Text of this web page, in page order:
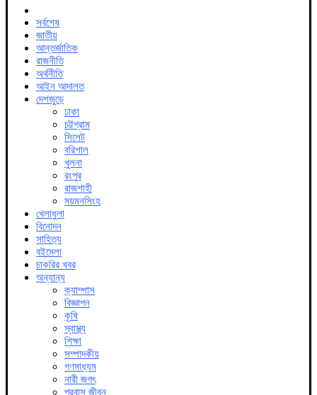
সর্বশেষ
জাতীয়
আন্তর্জাতিক
রাজনীতি
অর্থনীতি
আইন আদালত
দেশজুড়ে
ঢাকা
চট্টগ্রাম
সিলেট
বরিশাল
খুলনা
রংপুর
রাজশাহী
ময়মনসিংহ
খেলাধুলা
বিনোদন
সাহিত্য
বইমেলা
চাকরির খবর
অন্যান্য
ক্যাম্পাস
বিজ্ঞাপন
কৃষি
স্বাস্থ্য
শিক্ষা
সম্পাদকীয়
গণমাধ্যম
নারী জগৎ
প্রবাস জীবন